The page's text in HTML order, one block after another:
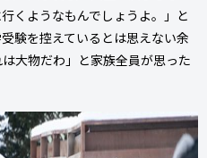
くようなもんでしょうよ。」と
験を控えているとは思えない余
大物だわ」と家族全員が思った